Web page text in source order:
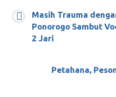
Mei 9, 2018 0
Masih Trauma
Ponorogo Sambut
2 Jari
Petahana,